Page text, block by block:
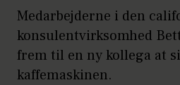
Medarbejderne i den
konsulentvirksomhed
frem til en ny kollega at
kaffemaskinen.